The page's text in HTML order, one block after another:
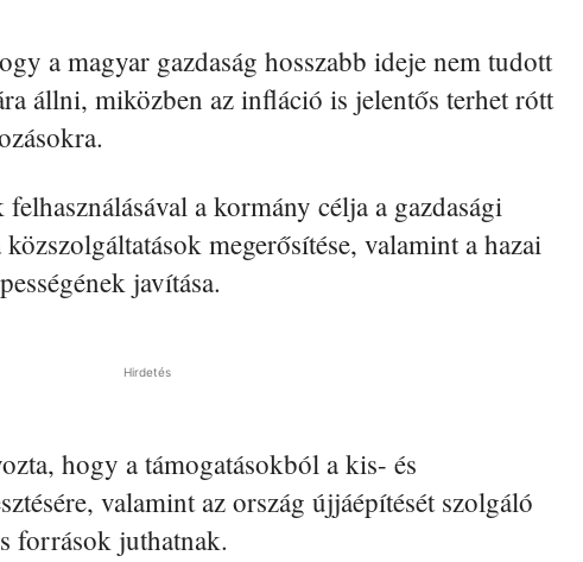
a magyar gazdaság hosszabb ideje nem tudott
állni, miközben az infláció is jelentős terhet rótt
a kormány célja a gazdasági
megerősítése, valamint a hazai
javítása.
Hirdetés
hogy a támogatásokból a kis- és
valamint az ország újjáépítését szolgáló
források juthatnak.